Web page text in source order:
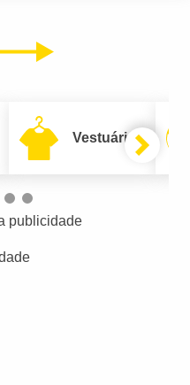
Próximo
Vestuário
publicidade